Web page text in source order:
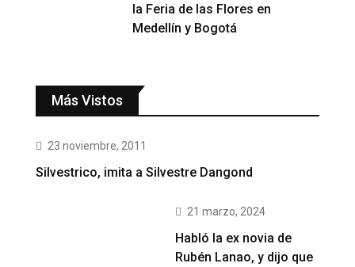
la Feria de las Flores en
Medellín y Bogotá
Más Vistos
23 noviembre, 2011
Silvestrico, imita a Silvestre Dangond
21 marzo, 2024
Habló la ex novia de
Rubén Lanao, y dijo que